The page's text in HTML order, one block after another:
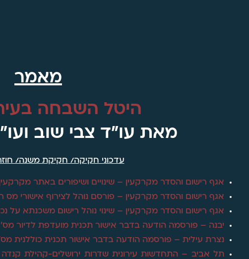
מאמר
היטל השבחה
מאת עו"ד צבי שוב
עדכוני חקיקה/ חקיקת משנה/
אגף רישום והסדר מקרקעין – שינויים ושיפורים באתר מקרקעין
אגף רישום והסדר מקרקעין – פורסם נוהל לצירוף אישורי מס
אגף רישום והסדר מקרקעין – שינוי נוהל רישום משכנתא על
יבנה – פורסמה הודעה בדבר אישור תכנית מועדפת לדיור מס' תמל/1049, יבנה
נצרת עילית – פורסמה הודעה בדבר אישור תכנית כוללנית מס' 212-
תל אביב – התחדשות עירונית שדרות ירושלים-קהילת